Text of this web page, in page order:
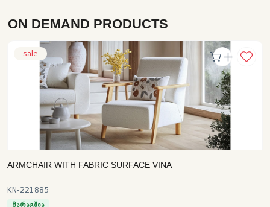
ON DEMAND PRODUCTS
sale
ARMCHAIR WITH FABRIC SURFACE VINA
KN-221885
მარაგშია